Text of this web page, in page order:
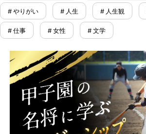
# やりがい # 人生 # 人生観
# 仕事 # 女性 # 文学